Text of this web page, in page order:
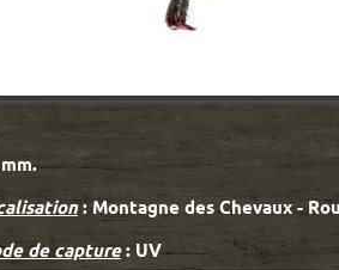
: Montagne des Chevaux -
de capture: UV